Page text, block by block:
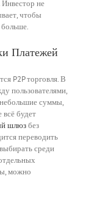
не
чтобы
больше.
Платежей
P2P торговля. В
пользователями,
небольшие суммы,
будет
шлюзбез
переводить
среди
можно